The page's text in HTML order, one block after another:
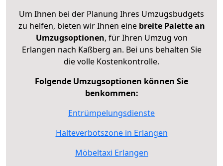
Um Ihnen bei der Planung Ihres Umzugsbudgets
zu helfen, bieten wir Ihnen eine breite Palette an
Umzugsoptionen, für Ihren Umzug von
Erlangen nach Kaßberg an. Bei uns behalten Sie
die volle Kostenkontrolle.
Folgende Umzugsoptionen können Sie
benkommen:
Entrümpelungsdienste
Halteverbotszone in Erlangen
Möbeltaxi Erlangen